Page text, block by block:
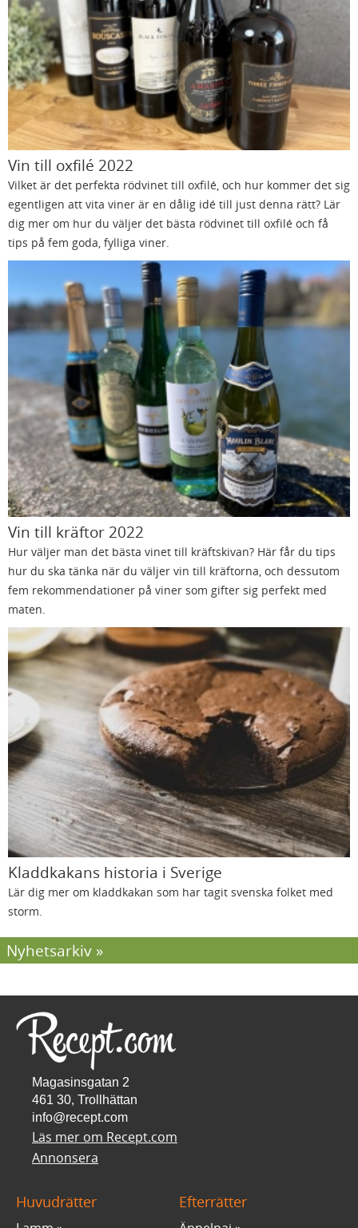
Vin till oxfilé 2022
Vilket är det perfekta rödvinet till oxfilé, och hur kommer det sig
egentligen att vita viner är en dålig idé till just denna rätt? Lär
dig mer om hur du väljer det bästa rödvinet till oxfilé och få
tips på fem goda, fylliga viner.
Vin till kräftor 2022
Hur väljer man det bästa vinet till kräftskivan? Här får du tips
hur du ska tänka när du väljer vin till kräftorna, och dessutom
fem rekommendationer på viner som gifter sig perfekt med
maten.
Kladdkakans historia i Sverige
Lär dig mer om kladdkakan som har tagit svenska folket med
storm.
Nyhetsarkiv
Magasinsgatan 2
461 30, Trollhättan
info@recept.com
Läs mer om Recept.com
Annonsera
Huvudrätter Efterrätter